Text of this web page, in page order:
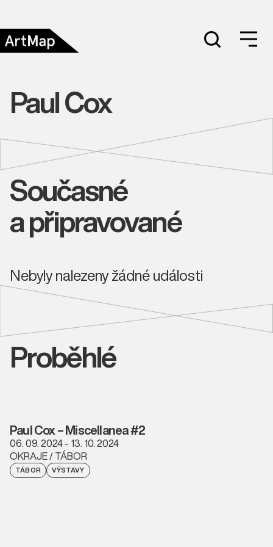
Paul Cox
Současné
a připravované
Nebyly nalezeny žádné události
Proběhlé
Paul Cox – Miscellanea #2
06. 09. 2024 - 13. 10. 2024
OKRAJE / TÁBOR
TÁBOR VÝSTAVY